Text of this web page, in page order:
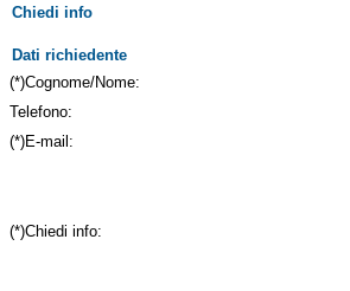
Chiedi info
Dati richiedente
(*)Cognome/Nome:
Telefono:
(*)E-mail:
(*)Chiedi info: